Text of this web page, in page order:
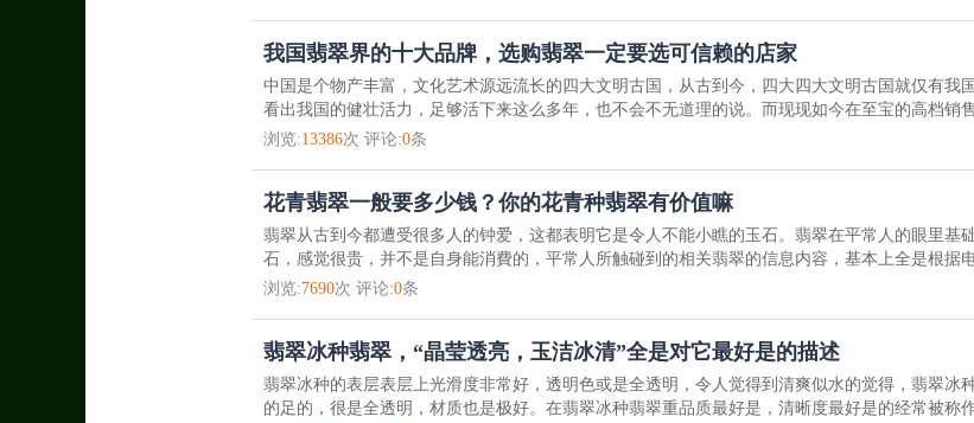
我国翡翠界的十大品牌，选购翡翠一定要选可信赖的店家
中国是个物产丰富，文化艺术源远流长的四大文明古国，从古到今，四大四大文明古国就仅有我
看出我国的健壮活力，足够活下来这么多年，也不会不无道理的说。而现现如今在至宝的高档销
浏览:13386次 评论:0条
花青翡翠一般要多少钱？你的花青种翡翠有价值嘛
翡翠从古到今都遭受很多人的钟爱，这都表明它是令人不能小瞧的玉石。翡翠在平常人的眼里基
石，感觉很贵，并不是自身能消費的，平常人所触碰到的相关翡翠的信息内容，基本上全是根据
浏览:7690次 评论:0条
翡翠冰种翡翠，“晶莹透亮，玉洁冰清”全是对它最好是的描述
翡翠冰种的表层表层上光滑度非常好，透明色或是全透明，令人觉得到清爽似水的觉得，翡翠冰
的足的，很是全透明，材质也是极好。在翡翠冰种翡翠重品质最好是，清晰度最好是的经常被称